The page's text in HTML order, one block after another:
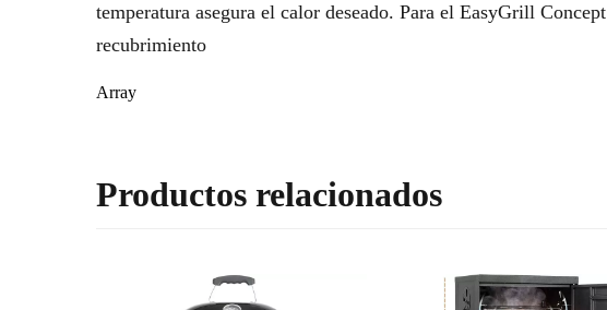
temperatura asegura el calor deseado. Para el EasyGrill
recubrimiento
Array
Productos relacionados